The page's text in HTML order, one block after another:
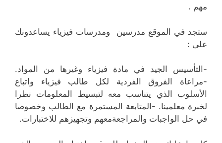
مهم .
ستجد في الموقع مدرسين ومدرسات فيزياء يساعدونك
على :
-التأسيس الجيد في مادة فيزياء وغيرها من المواد.
-مراعاة الفروق الفردية لكل طالب فيزياء واتباع
الأسلوب الذي يتناسب معه لتبسيط المعلومات نظرا
لخبرة معلمينا. -المتابعة المستمرة مع الطالب وخصوصا
في حل الواجبات والمراجعةمعهم وتجهيزهم للاختبارات.